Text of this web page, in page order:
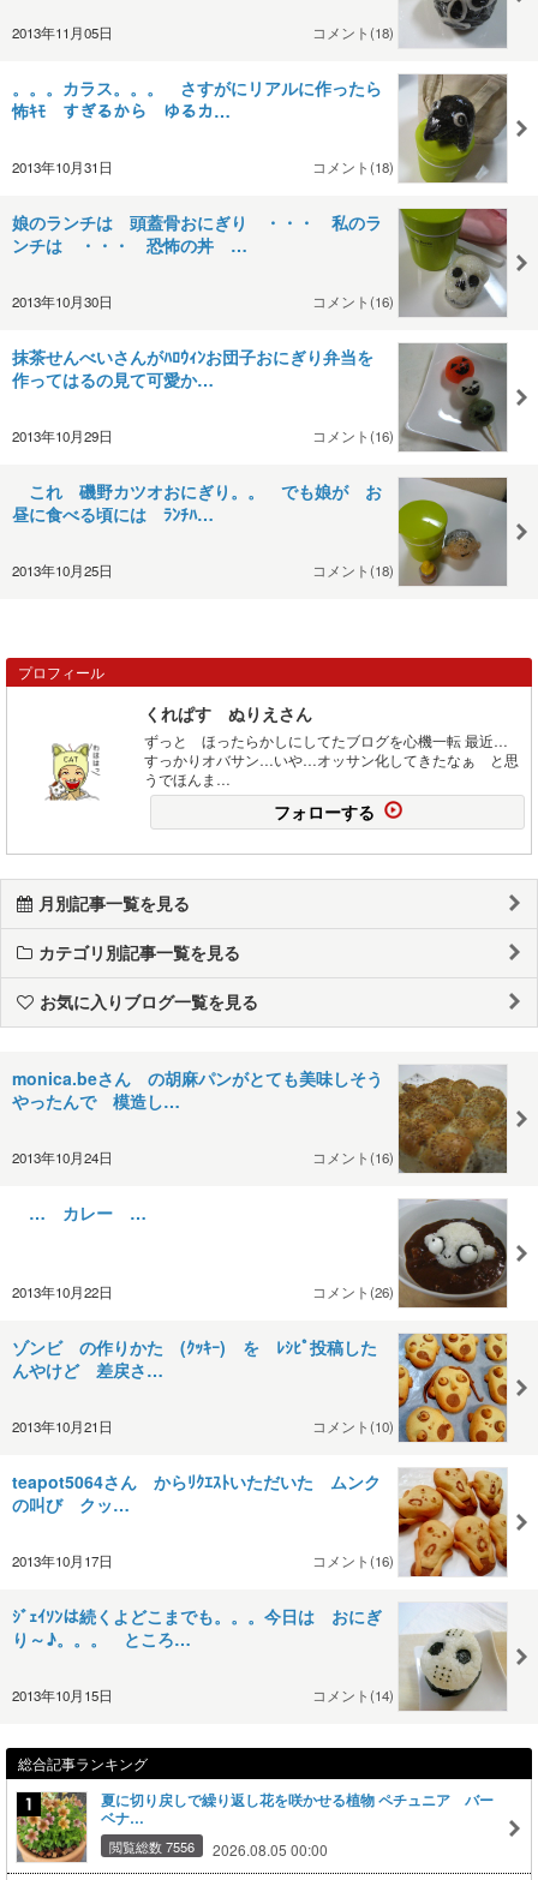
2013年11月05日 コメント(18)
。。。カラス。。。 さすがにリアルに作ったら
怖ｷﾓ すぎるから ゆるカ…
2013年10月31日 コメント(18)
娘のランチは 頭蓋骨おにぎり ・・・ 私のラ
ンチは ・・・ 恐怖の丼 …
2013年10月30日 コメント(16)
抹茶せんべいさんがﾊﾛｳｨﾝお団子おにぎり弁当を
作ってはるの見て可愛か…
2013年10月29日 コメント(16)
これ 磯野カツオおにぎり。。 でも娘が お
昼に食べる頃には ﾗﾝﾁﾊ…
2013年10月25日 コメント(18)
プロフィール
くれぱす ぬりえさん
ずっと ほったらかしにしてたブログを心機一転 最近…
すっかりオバサン…いや…オッサン化してきたなぁ と思
うでほんま…
フォローする
月別記事一覧を見る
カテゴリ別記事一覧を見る
お気に入りブログ一覧を見る
monica.beさん の胡麻パンがとても美味しそう
やったんで 模造し…
2013年10月24日 コメント(16)
… カレー …
2013年10月22日 コメント(26)
ゾンビ の作りかた (ｸｯｷｰ) を ﾚｼﾋﾟ投稿した
んやけど 差戻さ…
2013年10月21日 コメント(10)
teapot5064さん からﾘｸｴｽﾄいただいた ムンク
の叫び クッ…
2013年10月17日 コメント(16)
ｼﾞｪｲｿﾝは続くよどこまでも。。。今日は おにぎ
り～♪。。。 ところ…
2013年10月15日 コメント(14)
総合記事ランキング
夏に切り戻しで繰り返し花を咲かせる植物 ペチュニア バー
ベナ…
閲覧総数 7556 2026.08.05 00:00